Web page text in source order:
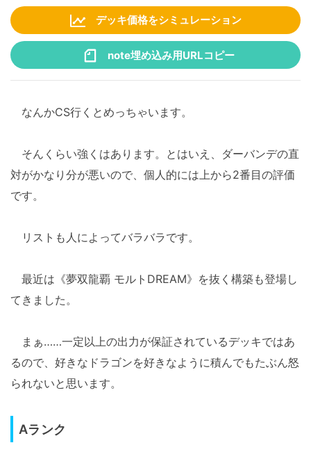
デッキ価格をシミュレーション
note埋め込み用URLコピー
なんかCS行くとめっちゃいます。
そんくらい強くはあります。とはいえ、ダーバンデの直
対がかなり分が悪いので、個人的には上から2番目の評価
です。
リストも人によってバラバラです。
最近は《夢双龍覇 モルトDREAM》を抜く構築も登場し
てきました。
まぁ……一定以上の出力が保証されているデッキではあ
るので、好きなドラゴンを好きなように積んでもたぶん怒
られないと思います。
Aランク